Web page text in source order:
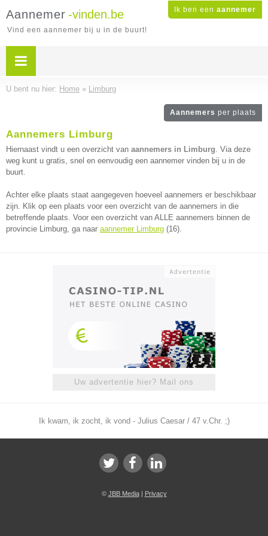
Ik ben een aannemer
Aannemer -vinden.be
Vind een aannemer bij u in de buurt!
U bent nu hier: Home » Limburg
Aannemers per plaats
Aannemers Limburg
Hiernaast vindt u een overzicht van aannemers in Limburg. Via deze
weg kunt u gratis, snel en eenvoudig een aannemer vinden bij u in de
buurt.
Achter elke plaats staat aangegeven hoeveel aannemers er beschikbaar
zijn. Klik op een plaats voor een overzicht van de aannemers in die
betreffende plaats. Voor een overzicht van ALLE aannemers binnen de
provincie Limburg, ga naar aannemer Limburg (16).
Uw advertentie hier? Mail ons
Ik kwam, ik zocht, ik vond - Julius Caesar / 47 v.Chr. ;)
© JBB Media| Privacy